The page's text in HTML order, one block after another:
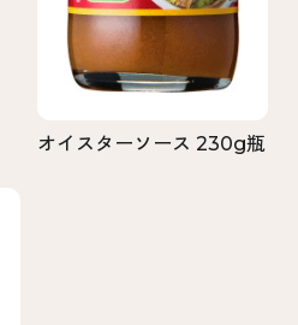
オイスターソース 230g瓶